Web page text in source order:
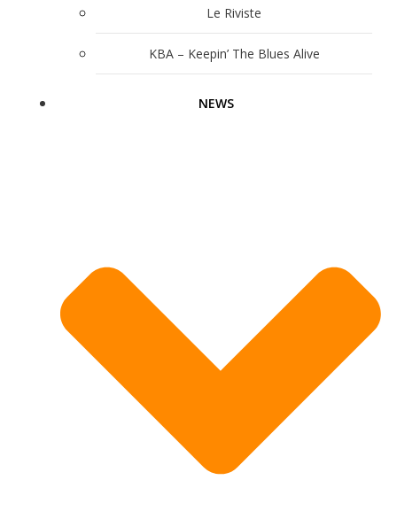
Le Riviste
KBA – Keepin’ The Blues Alive
NEWS